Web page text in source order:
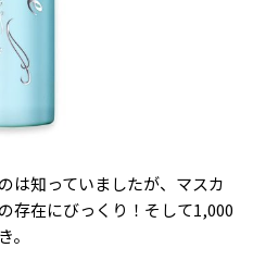
は知っていましたが、マスカ
存在にびっくり！そして1,000
。